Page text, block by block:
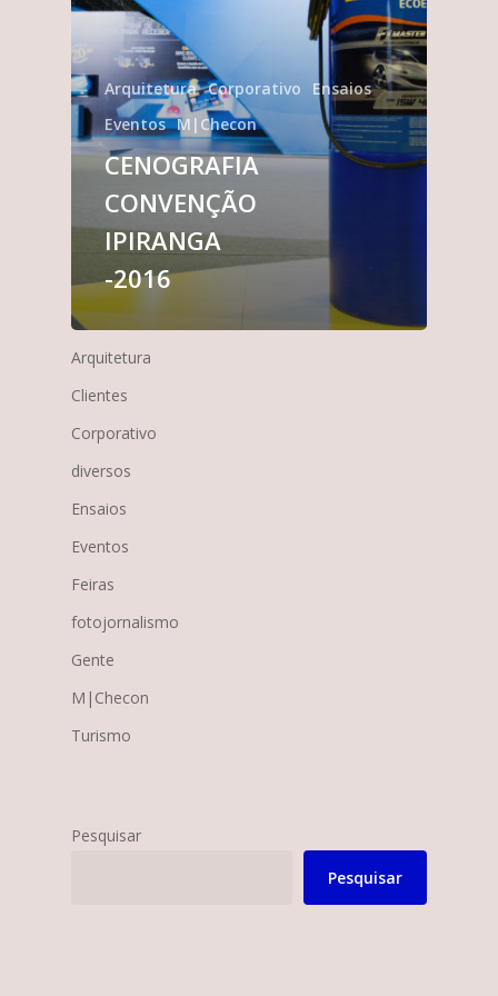
Arquitetura Corporativo
Ensaios
Eventos M|Checon
CENOGRAFIA
CONVENÇÃO
IPIRANGA
-2016
Arquitetura
Clientes
Corporativo
diversos
Ensaios
Eventos
Feiras
fotojornalismo
Gente
M|Checon
Turismo
Pesquisar
Pesquisar